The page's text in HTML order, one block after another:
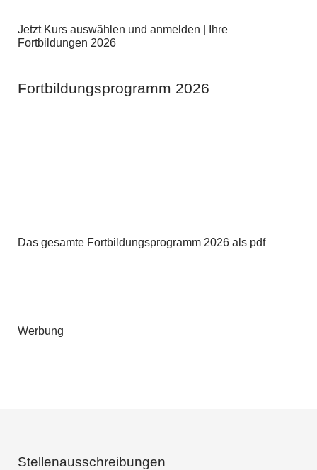
Jetzt Kurs auswählen und anmelden | Ihre
Fortbildungen 2026
Fortbildungsprogramm 2026
Das gesamte Fortbildungsprogramm 2026 als pdf
Werbung
Stellenausschreibungen